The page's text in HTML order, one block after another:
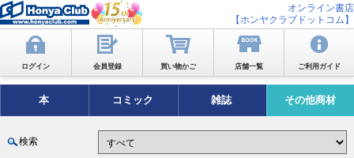
オンライン書店
【ホンヤクラブドットコム】
ログイン 会員登録 買い物かご 店舗一覧 ご利用ガイド
本 コミック 雑誌 その他商材
検索